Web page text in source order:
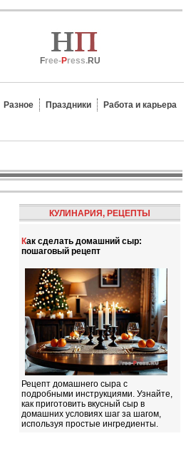
Free-Press.RU
Разное Праздники
Работа и карьера
КУЛИНАРИЯ, РЕЦЕПТЫ
Как сделать домашний сыр:
пошаговый рецепт
Рецепт домашнего сыра с
подробными инструкциями. Узнайте,
как приготовить вкусный сыр в
домашних условиях шаг за шагом,
используя простые ингредиенты.